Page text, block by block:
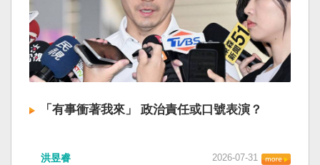
「有事衝著我來」 政治責任或口號表演？
洪昱睿 2026-07-31